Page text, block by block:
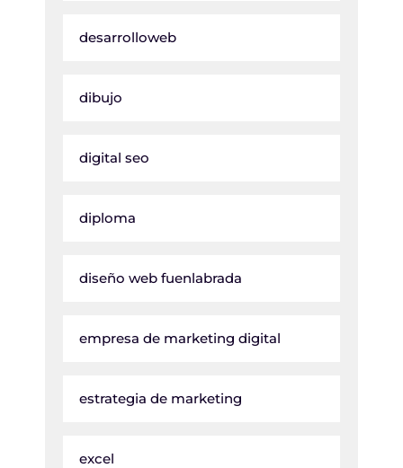
desarrolloweb
dibujo
digital seo
diploma
diseño web fuenlabrada
empresa de marketing digital
estrategia de marketing
excel